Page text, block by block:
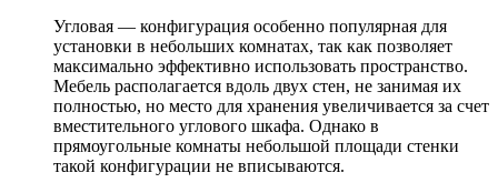
Угловая — конфигурация особенно популярная для
установки в небольших комнатах, так как позволяет
максимально эффективно использовать пространство.
Мебель располагается вдоль двух стен, не занимая их
полностью, но место для хранения увеличивается за счет
вместительного углового шкафа. Однако в
прямоугольные комнаты небольшой площади стенки
такой конфигурации не вписываются.